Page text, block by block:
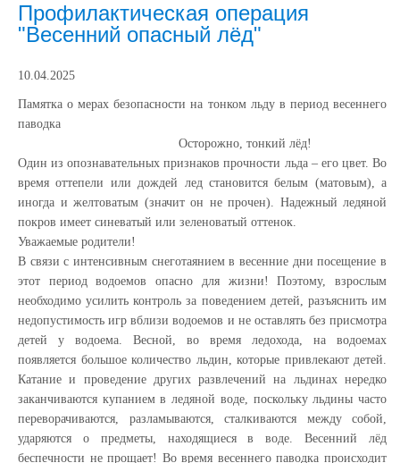
Профилактическая операция
"Весенний опасный лёд"
10.04.2025
Памятка о мерах безопасности на тонком льду в период весеннего
паводка
Осторожно, тонкий лёд!
Один из опознавательных признаков прочности льда – его цвет. Во
время оттепели или дождей лед становится белым (матовым), а
иногда и желтоватым (значит он не прочен). Надежный ледяной
покров имеет синеватый или зеленоватый оттенок.
Уважаемые родители!
В связи с интенсивным снеготаянием в весенние дни посещение в
этот период водоемов опасно для жизни! Поэтому, взрослым
необходимо усилить контроль за поведением детей, разъяснить им
недопустимость игр вблизи водоемов и не оставлять без присмотра
детей у водоема. Весной, во время ледохода, на водоемах
появляется большое количество льдин, которые привлекают детей.
Катание и проведение других развлечений на льдинах нередко
заканчиваются купанием в ледяной воде, поскольку льдины часто
переворачиваются, разламываются, сталкиваются между собой,
ударяются о предметы, находящиеся в воде. Весенний лёд
беспечности не прощает! Во время весеннего паводка происходит